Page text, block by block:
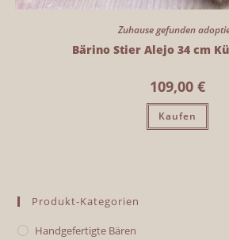
Zuhause gefunden
Bärino Stier Alejo 34 cm
109,00 €
Kaufen
Produkt-Kategorien
Handgefertigte Bären